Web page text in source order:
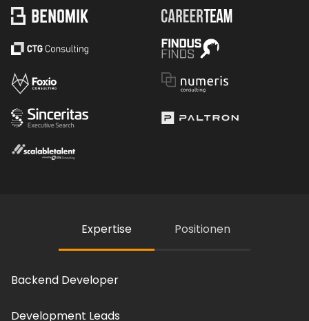
Expertise Positionen
Backend Developer
Development Leads